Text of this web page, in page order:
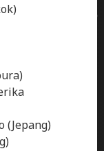
(Jepang)